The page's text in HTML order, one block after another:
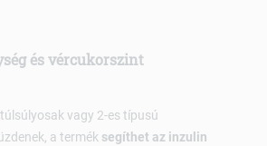
és vércukorszint
vagy 2-es típusú
a termék segíthet az inzulin